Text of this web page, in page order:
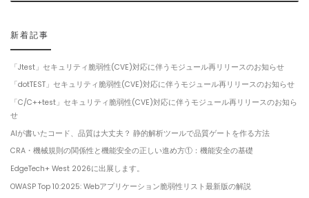
新着記事
「Jtest」セキュリティ脆弱性(CVE)対応に伴うモジュール再リリースのお知らせ
「dotTEST」セキュリティ脆弱性(CVE)対応に伴うモジュール再リリースのお知らせ
「C/C++test」セキュリティ脆弱性(CVE)対応に伴うモジュール再リリースのお知ら
せ
AIが書いたコード、品質は大丈夫？ 静的解析ツールで品質ゲートを作る方法
CRA・機械規則の関係性と機能安全の正しい進め方①：機能安全の基礎
EdgeTech+ West 2026に出展します。
OWASP Top 10:2025: Webアプリケーション脆弱性リスト最新版の解説